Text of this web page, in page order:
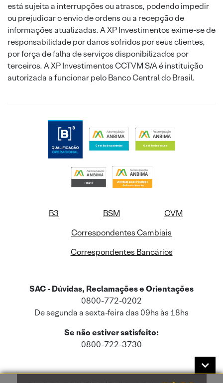
está sujeita a interrupções ou atrasos, podendo impedir
ou prejudicar o envio de ordens ou a recepção de
informações atualizadas. A XP Investimentos exime-se de
responsabilidade por danos sofridos por seus clientes,
por força de falha de serviços disponibilizados por
terceiros. A XP Investimentos CCTVM S/A é instituição
autorizada a funcionar pelo Banco Central do Brasil.
B3 BSM
CVM
Correspondentes Cambiais
Correspondentes Bancários
SAC - Dúvidas, Reclamações e Orientações
0800-772-0202
De segunda a sexta-feira das 09hs às 18hs
Se não estiver satisfeito:
0800-722-3730